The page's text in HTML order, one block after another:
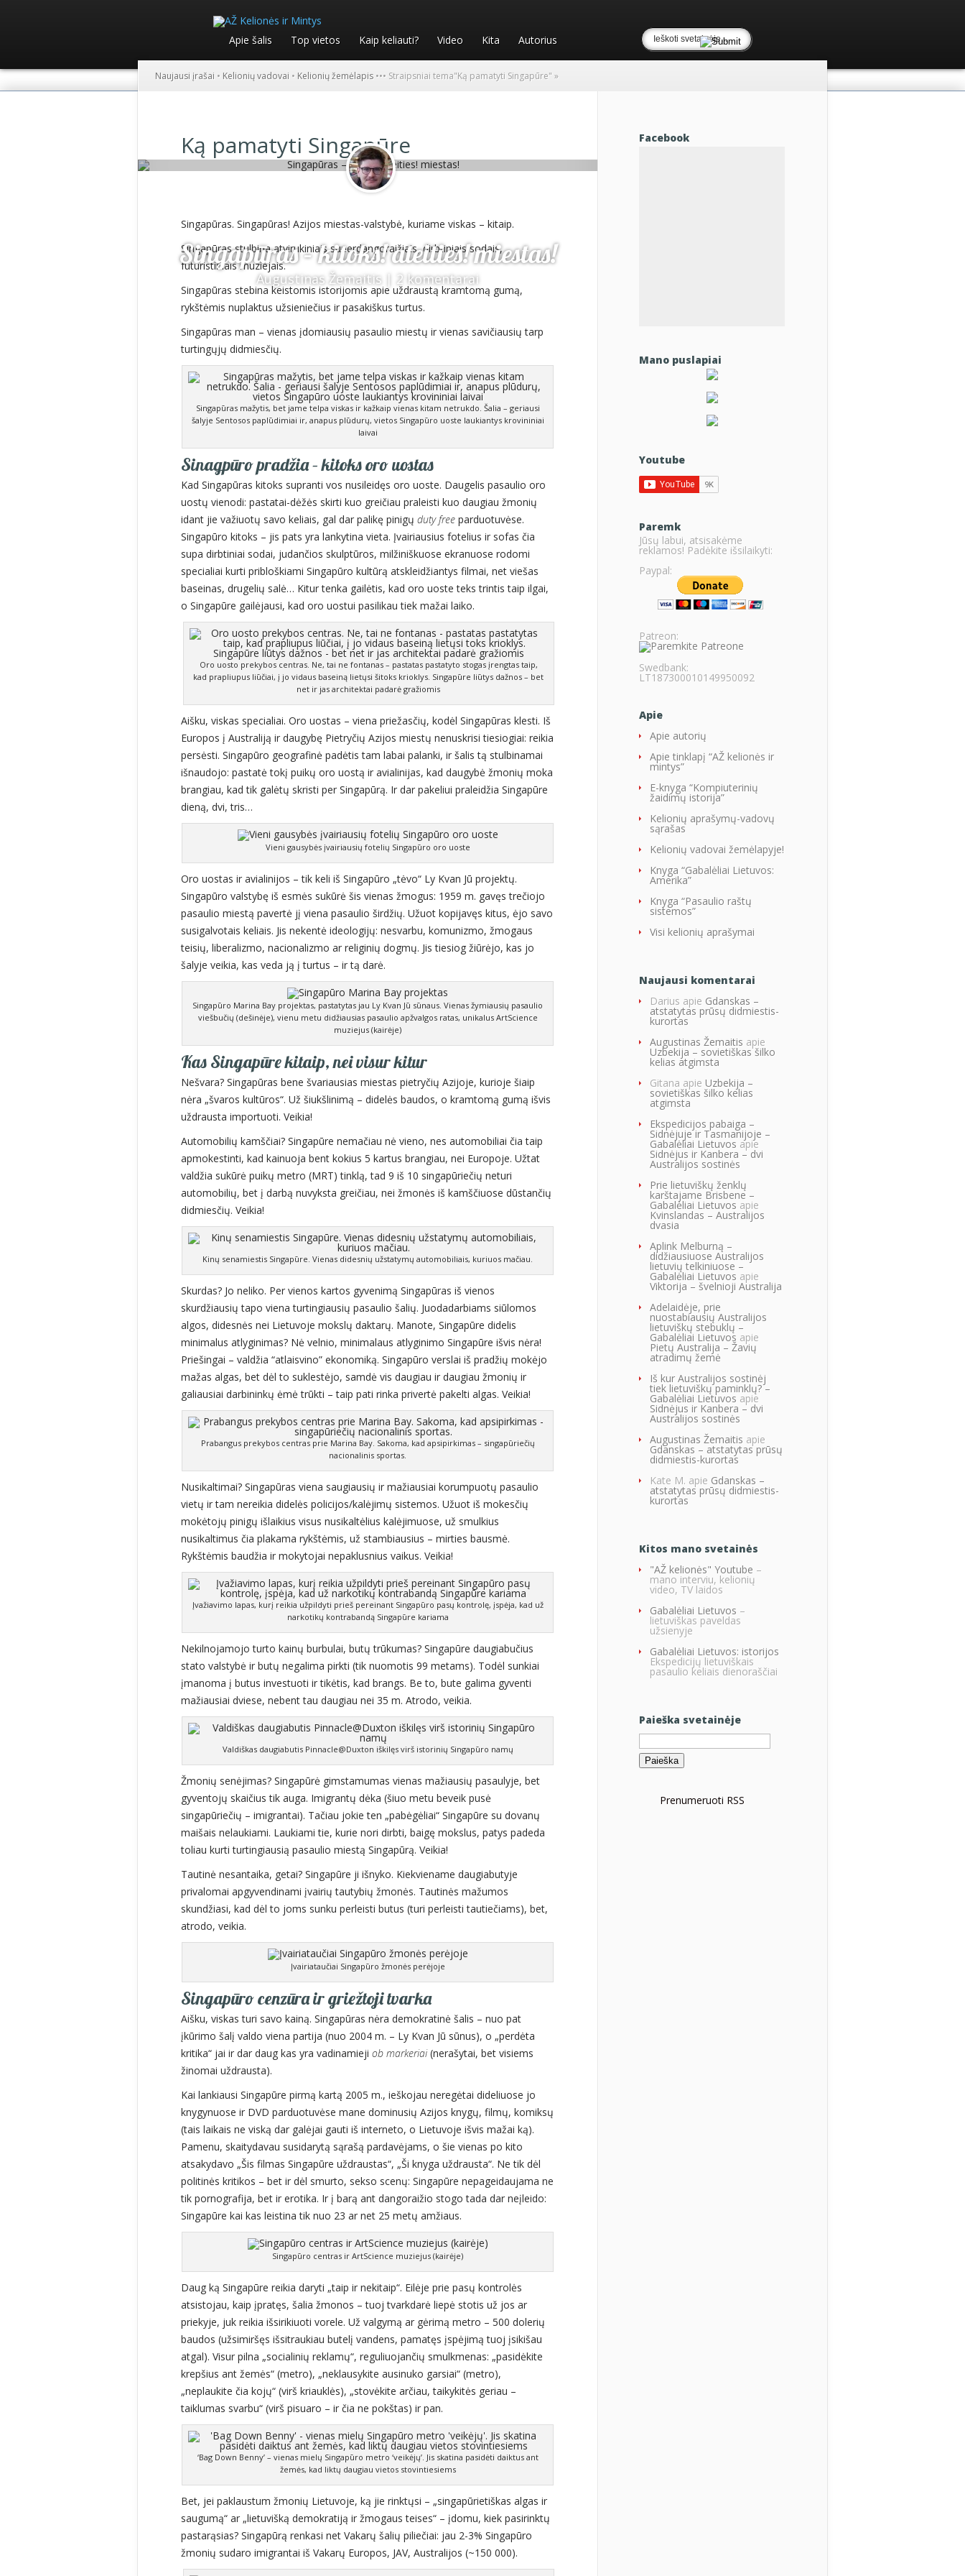
Apie šalis Top vietos Kaip keliauti? Video Kita Autorius
Naujausi įrašai • Kelionių vadovai • Kelionių žemėlapis ••• Straipsniai tema"Ką pamatyti Singapūre" »
Ką pamatyti Singapūre
Singapūras – kitoks! ateities! miestas!
Augustinas Žemaitis 2 komentarai
Singapūras. Singapūras! Azijos miestas-valstybė, kuriame viskas – kitaip.
Singapūras stulbina atvirukiniais superdangoraižiais, dirbtiniais sodais,
futuristiniais muziejais.
Singapūras stebina keistomis istorijomis apie uždraustą kramtomą gumą,
rykštėmis nuplaktus užsieniečius ir pasakiškus turtus.
Singapūras man – vienas įdomiausių pasaulio miestų ir vienas savičiausių tarp
turtingųjų didmiesčių.
Singapūras mažytis, bet jame telpa viskas ir kažkaip vienas kitam netrukdo. Šalia – geriausi
šalyje Sentosos paplūdimiai ir, anapus plūdurų, vietos Singapūro uoste laukiantys krovininiai
laivai
Sinagpūro pradžia – kitoks oro uostas
Kad Singapūras kitoks supranti vos nusileidęs oro uoste. Daugelis pasaulio oro
uostų vienodi: pastatai-dėžės skirti kuo greičiau praleisti kuo daugiau žmonių
idant jie važiuotų savo keliais, gal dar palikę pinigų duty free parduotuvėse.
Singapūro kitoks – jis pats yra lankytina vieta. Įvairiausius fotelius ir sofas čia
supa dirbtiniai sodai, judančios skulptūros, milžiniškuose ekranuose rodomi
specialiai kurti pribloškiami Singapūro kultūrą atskleidžiantys filmai, net viešas
baseinas, drugelių salė… Kitur tenka gailėtis, kad oro uoste teks trintis taip ilgai,
o Singapūre gailėjausi, kad oro uostui pasilikau tiek mažai laiko.
Oro uosto prekybos centras. Ne, tai ne fontanas – pastatas pastatyto stogas įrengtas taip,
kad prapliupus liūčiai, į jo vidaus baseiną lietųsi šitoks krioklys. Singapūre liūtys dažnos – bet
net ir jas architektai padarė gražiomis
Aišku, viskas specialiai. Oro uostas – viena priežasčių, kodėl Singapūras klesti. Iš
Europos į Australiją ir daugybę Pietryčių Azijos miestų nenuskrisi tiesiogiai: reikia
persėsti. Singapūro geografinė padėtis tam labai palanki, ir šalis tą stulbinamai
išnaudojo: pastatė tokį puikų oro uostą ir avialinijas, kad daugybė žmonių moka
brangiau, kad tik galėtų skristi per Singapūrą. Ir dar pakeliui praleidžia Singapūre
dieną, dvi, tris…
Vieni gausybės įvairiausių fotelių Singapūro oro uoste
Oro uostas ir avialinijos – tik keli iš Singapūro „tėvo“ Ly Kvan Jū projektų.
Singapūro valstybę iš esmės sukūrė šis vienas žmogus: 1959 m. gavęs trečiojo
pasaulio miestą pavertė jį viena pasaulio širdžių. Užuot kopijavęs kitus, ėjo savo
susigalvotais keliais. Jis nekentė ideologijų: nesvarbu, komunizmo, žmogaus
teisių, liberalizmo, nacionalizmo ar religinių dogmų. Jis tiesiog žiūrėjo, kas jo
šalyje veikia, kas veda ją į turtus – ir tą darė.
Singapūro Marina Bay projektas, pastatytas jau Ly Kvan Jū sūnaus. Vienas žymiausių pasaulio
viešbučių (dešinėje), vienu metu didžiausias pasaulio apžvalgos ratas, unikalus ArtScience
muziejus (kairėje)
Kas Singapūre kitaip, nei visur kitur
Nešvara? Singapūras bene švariausias miestas pietryčių Azijoje, kurioje šiaip
nėra „švaros kultūros“. Už šiukšlinimą – didelės baudos, o kramtomą gumą išvis
uždrausta importuoti. Veikia!
Automobilių kamščiai? Singapūre nemačiau nė vieno, nes automobiliai čia taip
apmokestinti, kad kainuoja bent kokius 5 kartus brangiau, nei Europoje. Užtat
valdžia sukūrė puikų metro (MRT) tinklą, tad 9 iš 10 singapūriečių neturi
automobilių, bet į darbą nuvyksta greičiau, nei žmonės iš kamščiuose dūstančių
didmiesčių. Veikia!
Kinų senamiestis Singapūre. Vienas didesnių užstatymų automobiliais, kuriuos mačiau.
Skurdas? Jo neliko. Per vienos kartos gyvenimą Singapūras iš vienos
skurdžiausių tapo viena turtingiausių pasaulio šalių. Juodadarbiams siūlomos
algos, didesnės nei Lietuvoje mokslų daktarų. Manote, Singapūre didelis
minimalus atlyginimas? Nė velnio, minimalaus atlyginimo Singapūre išvis nėra!
Priešingai – valdžia “atlaisvino” ekonomiką. Singapūro verslai iš pradžių mokėjo
mažas algas, bet dėl to suklestėjo, samdė vis daugiau ir daugiau žmonių ir
galiausiai darbininkų ėmė trūkti – taip pati rinka privertė pakelti algas. Veikia!
Prabangus prekybos centras prie Marina Bay. Sakoma, kad apsipirkimas – singapūriečių
nacionalinis sportas.
Nusikaltimai? Singapūras viena saugiausių ir mažiausiai korumpuotų pasaulio
vietų ir tam nereikia didelės policijos/kalėjimų sistemos. Užuot iš mokesčių
mokėtojų pinigų išlaikius visus nusikaltėlius kalėjimuose, už smulkius
nusikaltimus čia plakama rykštėmis, už stambiausius – mirties bausmė.
Rykštėmis baudžia ir mokytojai nepaklusnius vaikus. Veikia!
Įvažiavimo lapas, kurį reikia užpildyti prieš pereinant Singapūro pasų kontrolę, įspėja, kad už
narkotikų kontrabandą Singapūre kariama
Nekilnojamojo turto kainų burbulai, butų trūkumas? Singapūre daugiabučius
stato valstybė ir butų negalima pirkti (tik nuomotis 99 metams). Todėl sunkiai
įmanoma į butus investuoti ir tikėtis, kad brangs. Be to, bute galima gyventi
mažiausiai dviese, nebent tau daugiau nei 35 m. Atrodo, veikia.
Valdiškas daugiabutis Pinnacle@Duxton iškilęs virš istorinių Singapūro namų
Žmonių senėjimas? Singapūrė gimstamumas vienas mažiausių pasaulyje, bet
gyventojų skaičius tik auga. Imigrantų dėka (šiuo metu beveik pusė
singapūriečių – imigrantai). Tačiau jokie ten „pabėgėliai“ Singapūre su dovanų
maišais nelaukiami. Laukiami tie, kurie nori dirbti, baigę mokslus, patys padeda
toliau kurti turtingiausią pasaulio miestą Singapūrą. Veikia!
Tautinė nesantaika, getai? Singapūre ji išnyko. Kiekviename daugiabutyje
privalomai apgyvendinami įvairių tautybių žmonės. Tautinės mažumos
skundžiasi, kad dėl to joms sunku perleisti butus (turi perleisti tautiečiams), bet,
atrodo, veikia.
Įvairiataučiai Singapūro žmonės perėjoje
Singapūro cenzūra ir griežtoji tvarka
Aišku, viskas turi savo kainą. Singapūras nėra demokratinė šalis – nuo pat
įkūrimo šalį valdo viena partija (nuo 2004 m. – Ly Kvan Jū sūnus), o „perdėta
kritika“ jai ir dar daug kas yra vadinamieji ob markeriai(nerašytai, bet visiems
žinomai uždrausta).
Kai lankiausi Singapūre pirmą kartą 2005 m., ieškojau neregėtai dideliuose jo
knygynuose ir DVD parduotuvėse mane dominusių Azijos knygų, filmų, komiksų
(tais laikais ne viską dar galėjai gauti iš interneto, o Lietuvoje išvis mažai ką).
Pamenu, skaitydavau susidarytą sąrašą pardavėjams, o šie vienas po kito
atsakydavo „Šis filmas Singapūre uždraustas“, „Ši knyga uždrausta“. Ne tik dėl
politinės kritikos – bet ir dėl smurto, sekso scenų: Singapūre nepageidaujama ne
tik pornografija, bet ir erotika. Ir į barą ant dangoraižio stogo tada dar neįleido:
Singapūre kai kas leistina tik nuo 23 ar net 25 metų amžiaus.
Singapūro centras ir ArtScience muziejus (kairėje)
Daug ką Singapūre reikia daryti „taip ir nekitaip“. Eilėje prie pasų kontrolės
atsistojau, kaip įpratęs, šalia žmonos – tuoj tvarkdarė liepė stotis už jos ar
priekyje, juk reikia išsirikiuoti vorele. Už valgymą ar gėrimą metro – 500 dolerių
baudos (užsimiršęs išsitraukiau butelį vandens, pamatęs įspėjimą tuoj įsikišau
atgal). Visur pilna „socialinių reklamų“, reguliuojančių smulkmenas: „pasidėkite
krepšius ant žemės“ (metro), „neklausykite ausinuko garsiai“ (metro),
„neplaukite čia kojų“ (virš kriauklės), „stovėkite arčiau, taikykitės geriau –
taiklumas svarbu“ (virš pisuaro – ir čia ne pokštas) ir pan.
‘Bag Down Benny’ – vienas mielų Singapūro metro ‘veikėjų’. Jis skatina pasidėti daiktus ant
žemės, kad liktų daugiau vietos stovintiesiems
Bet, jei paklaustum žmonių Lietuvoje, ką jie rinktųsi – „singapūrietiškas algas ir
saugumą“ ar „lietuvišką demokratiją ir žmogaus teises“ – įdomu, kiek pasirinktų
pastarąsias? Singapūrą renkasi net Vakarų šalių piliečiai: jau 2-3% Singapūro
žmonių sudaro imigrantai iš Vakarų Europos, JAV, Australijos (~150 000).
Facebook
Mano puslapiai
Youtube
Paremk
Jūsų labui, atsisakėme
reklamos! Padėkite išsilaikyti:
Paypal:
Patreon:
Swedbank:
LT187300010149950092
Apie
Apie autorių
Apie tinklapį “AŽ kelionės ir
mintys”
E-knyga “Kompiuterinių
žaidimų istorija”
Kelionių aprašymų-vadovų
sąrašas
Kelionių vadovai žemėlapyje!
Knyga “Gabalėliai Lietuvos:
Amerika”
Knyga “Pasaulio raštų
sistemos”
Visi kelionių aprašymai
Naujausi komentarai
Darius apie Gdanskas –
atstatytas prūsų didmiestis-
kurortas
Augustinas Žemaitis apie
Uzbekija – sovietiškas šilko
kelias atgimsta
Gitana apie Uzbekija –
sovietiškas šilko kelias
atgimsta
Ekspedicijos pabaiga –
Sidnėjuje ir Tasmanijoje –
Gabalėliai Lietuvos apie
Sidnėjus ir Kanbera – dvi
Australijos sostinės
Prie lietuviškų ženklų
karštajame Brisbene –
Gabalėliai Lietuvos apie
Kvinslandas – Australijos
dvasia
Aplink Melburną –
didžiausiuose Australijos
lietuvių telkiniuose –
Gabalėliai Lietuvos apie
Viktorija – švelnioji Australija
Adelaidėje, prie
nuostabiausių Australijos
lietuviškų stebuklų –
Gabalėliai Lietuvos apie
Pietų Australija – Žavių
atradimų žemė
Iš kur Australijos sostinėj
tiek lietuviškų paminklų? –
Gabalėliai Lietuvos apie
Sidnėjus ir Kanbera – dvi
Australijos sostinės
Augustinas Žemaitis apie
Gdanskas – atstatytas prūsų
didmiestis-kurortas
Kate M. apie Gdanskas –
atstatytas prūsų didmiestis-
kurortas
Kitos mano svetainės
"AŽ kelionės" Youtube –
mano interviu, kelionių
video, TV laidos
Gabalėliai Lietuvos –
lietuviškas paveldas
užsienyje
Gabalėliai Lietuvos: istorijos
Ekspedicijų lietuviškais
pasaulio keliais dienoraščiai
Paieška svetainėje
Ieškoti:
Prenumeruoti RSS